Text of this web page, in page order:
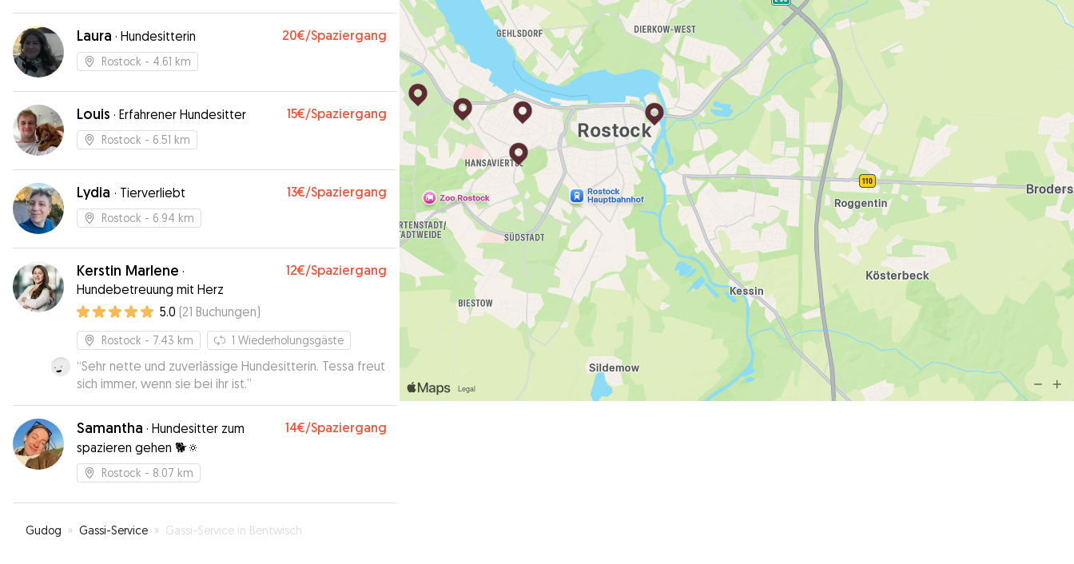
Laura · Hundesitterin 20€/Spaziergang
Rostock - 4.61 km
Louis · Erfahrener Hundesitter 15€/Spaziergang
Rostock - 6.51 km
Lydia · Tierverliebt 13€/Spaziergang
Rostock - 6.94 km
Kerstin Marlene ·
Hundebetreuung mit Herz
12€/Spaziergang
5.0 (21 Buchungen)
Rostock - 7.43 km 1 Wiederholungsgäste
“Sehr nette und zuverlässige Hundesitterin. Tessa freut
sich immer, wenn sie bei ihr ist.”
Samantha · Hundesitter zum
spazieren gehen 🐕🔅
14€/Spaziergang
Rostock - 8.07 km
Gudog » Gassi-Service » Gassi-Service in Bentwisch